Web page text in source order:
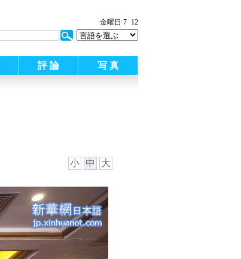
金曜日 7 12
評 論 写 真
小 中 大